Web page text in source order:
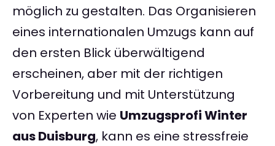
möglich zu gestalten. Das Organisieren
eines internationalen Umzugs kann auf
den ersten Blick überwältigend
erscheinen, aber mit der richtigen
Vorbereitung und mit Unterstützung
von Experten wie Umzugsprofi Winter
aus Duisburg, kann es eine stressfreie